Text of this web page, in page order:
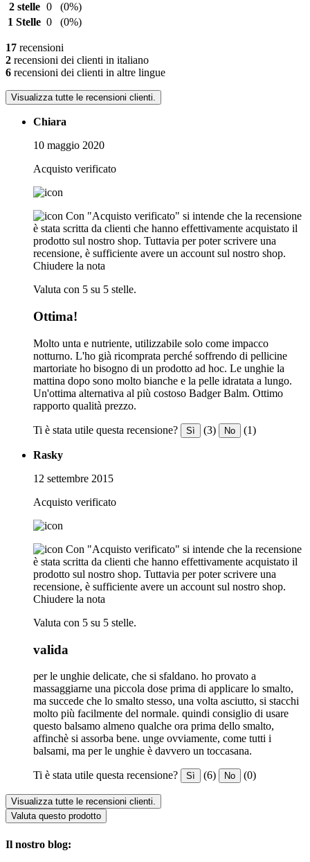
2 stelle 0
(0%)
1 Stelle 0 (0%)
17 recensioni
2 recensioni dei clienti in italiano
6 recensioni dei clienti in altre lingue
Visualizza tutte le recensioni clienti.
Chiara
10 maggio 2020
Acquisto verificato
Con "Acquisto verificato" si intende che la recensione
è stata scritta da clienti che hanno effettivamente acquistato il
prodotto sul nostro shop. Tuttavia per poter scrivere una
recensione, è sufficiente avere un account sul nostro shop.
Chiudere la nota
Valuta con 5 su 5 stelle.
Ottima!
Molto unta e nutriente, utilizzabile solo come impacco
notturno. L'ho già ricomprata perché soffrendo di pellicine
martoriate ho bisogno di un prodotto ad hoc. Le unghie la
mattina dopo sono molto bianche e la pelle idratata a lungo.
Un'ottima alternativa al più costoso Badger Balm. Ottimo
rapporto qualità prezzo.
Ti è stata utile questa recensione? Sì (3) No (1)
Rasky
12 settembre 2015
Acquisto verificato
Con "Acquisto verificato" si intende che la recensione
è stata scritta da clienti che hanno effettivamente acquistato il
prodotto sul nostro shop. Tuttavia per poter scrivere una
recensione, è sufficiente avere un account sul nostro shop.
Chiudere la nota
Valuta con 5 su 5 stelle.
valida
per le unghie delicate, che si sfaldano. ho provato a
massaggiarne una piccola dose prima di applicare lo smalto,
ma succede che lo smalto stesso, una volta asciutto, si stacchi
molto più facilmente del normale. quindi consiglio di usare
questo balsamo almeno qualche ora prima dello smalto,
affinchè si assorba bene. unge ovviamente, come tutti i
balsami, ma per le unghie è davvero un toccasana.
Ti è stata utile questa recensione? Sì (6) No (0)
Visualizza tutte le recensioni clienti.
Valuta questo prodotto
Il nostro blog: